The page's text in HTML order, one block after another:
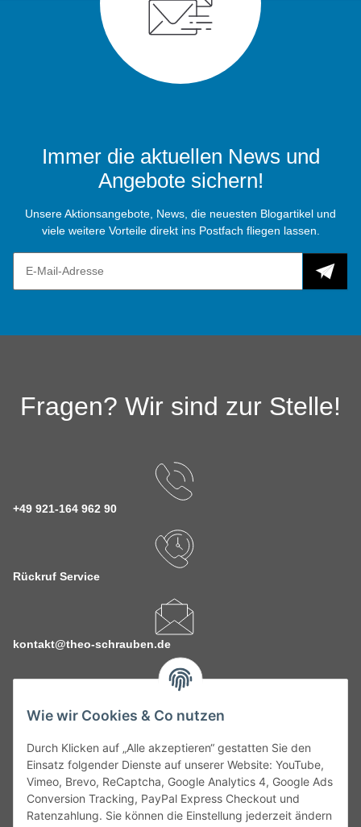
Wie wir Cookies & Co nutzen
Durch Klicken auf „Alle akzeptieren“ gestatten Sie den
Einsatz folgender Dienste auf unserer Website: YouTube,
Vimeo, Brevo, ReCaptcha, Google Analytics 4, Google Ads
Conversion Tracking, PayPal Express Checkout und
Ratenzahlung. Sie können die Einstellung jederzeit ändern
Immer die aktuellen News und
Angebote sichern!
Unsere Aktionsangebote, News, die neuesten Blogartikel und
viele weitere Vorteile direkt ins Postfach fliegen lassen.
Fragen? Wir sind zur Stelle!
+49 921-164 962 90
Rückruf Service
kontakt@theo-schrauben.de
Service
Gesetzliche Informationen